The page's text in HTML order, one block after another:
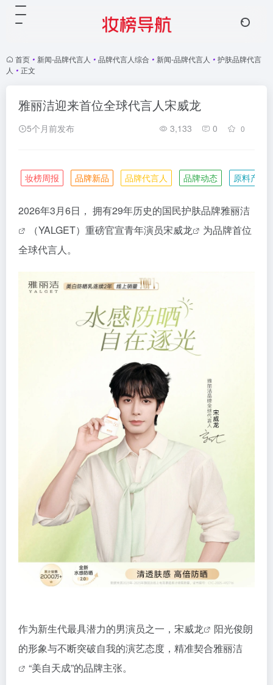
首页 • 新闻-品牌代言人 • 品牌代言人综合 • 新闻-品牌代言人 • 护肤品牌代言
人 • 正文
雅丽洁迎来首位全球代言人宋威龙
5个月前发布 3,133 0 0
妆榜周报 品牌新品 品牌代言人 品牌动态 原料产业
2026年3月6日， 拥有29年历史的国民护肤品牌雅丽洁
（YALGET）重磅官宣青年演员宋威龙
为品牌首位
全球代言人。
作为新生代最具潜力的男演员之一， 宋威龙
阳光俊朗
的形象与不断突破自我的演艺态度，精准契合雅丽洁
“美自天成”的品牌主张。